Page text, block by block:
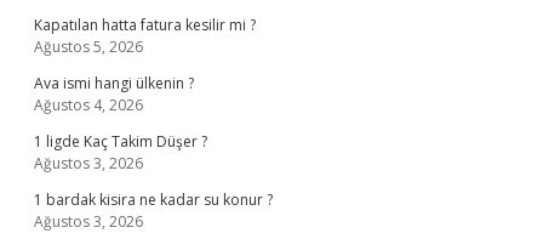
Kapatılan hatta fatura kesilir mi ?
Ağustos 5, 2026
Ava ismi hangi ülkenin ?
Ağustos 4, 2026
1 ligde Kaç Takim Düşer ?
Ağustos 3, 2026
1 bardak kisira ne kadar su konur ?
Ağustos 3, 2026